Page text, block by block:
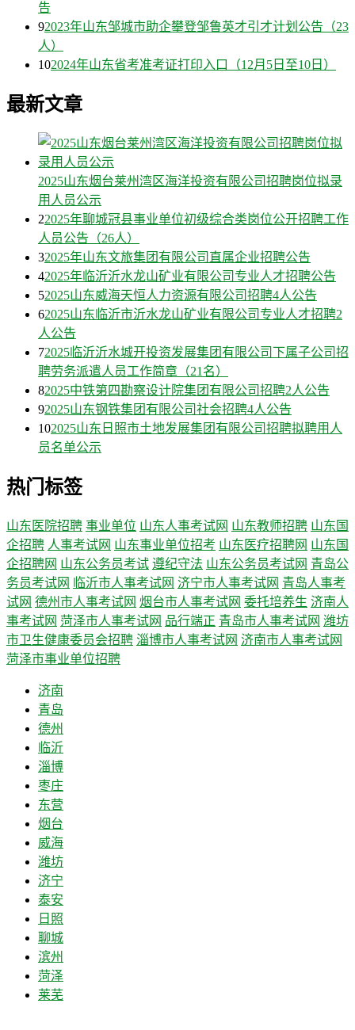
告
92023年山东邹城市助企攀登邹鲁英才引才计划公告（23
人）
102024年山东省考准考证打印入口（12月5日至10日）
最新文章
2025山东烟台莱州湾区海洋投资有限公司招聘岗位拟录
用人员公示
22025年聊城冠县事业单位初级综合类岗位公开招聘工作
人员公告（26人）
32025年山东文旅集团有限公司直属企业招聘公告
42025年临沂沂水龙山矿业有限公司专业人才招聘公告
52025山东威海天恒人力资源有限公司招聘4人公告
62025山东临沂市沂水龙山矿业有限公司专业人才招聘2
人公告
72025临沂沂水城开投资发展集团有限公司下属子公司招
聘劳务派遣人员工作简章（21名）
82025中铁第四勘察设计院集团有限公司招聘2人公告
92025山东钢铁集团有限公司社会招聘4人公告
102025山东日照市土地发展集团有限公司招聘拟聘用人
员名单公示
热门标签
山东医院招聘 事业单位 山东人事考试网 山东教师招聘 山东国
企招聘 人事考试网 山东事业单位招考 山东医疗招聘网 山东国
企招聘网 山东公务员考试 遵纪守法 山东公务员考试网 青岛公
务员考试网
临沂市人事考试网 济宁市人事考试网 青岛人事考
试网 德州市人事考试网 烟台市人事考试网 委托培养生 济南人
事考试网 菏泽市人事考试网 品行端正 青岛市人事考试网 潍坊
市卫生健康委员会招聘 淄博市人事考试网 济南市人事考试网
菏泽市事业单位招聘
济南
青岛
德州
临沂
淄博
枣庄
东营
烟台
威海
潍坊
济宁
泰安
日照
聊城
滨州
菏泽
莱芜